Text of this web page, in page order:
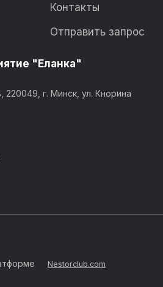
Контакты
Отправить запрос
"Еланка"
220049, г. Минск, ул. Кнорина
Nestorclub.com